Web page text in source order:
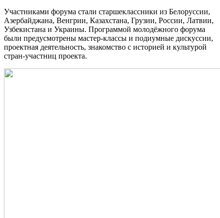
Участниками форума стали старшеклассники из Белоруссии,
Азербайджана, Венгрии, Казахстана, Грузии, России, Латвии,
Узбекистана и Украины. Программой молодёжного форума
были предусмотрены мастер-классы и подиумные дискуссии,
проектная деятельность, знакомство с историей и культурой
стран-участниц проекта.